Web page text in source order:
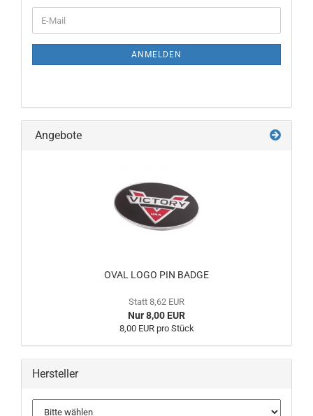
ANMELDEN
Angebote
OVAL LOGO PIN BADGE
Statt 8,62 EUR
Nur 8,00 EUR
8,00 EUR pro Stück
Hersteller